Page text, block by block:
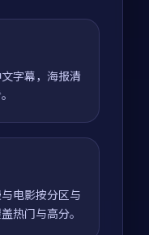
品，围绕危机、
字幕，海报清
电影按分区与
热门与高分。